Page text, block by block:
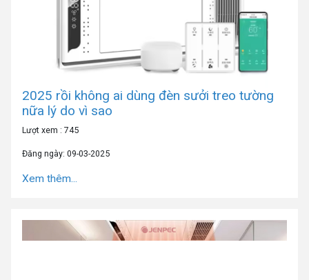
2025 rồi không ai dùng đèn sưởi treo tường
nữa lý do vì sao
Lượt xem : 745
Đăng ngày: 09-03-2025
Xem thêm...